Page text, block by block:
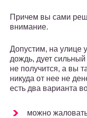
Причем вы сами
внимание.
Допустим, на улице
дождь, дует сильный
не получится, а вы
никуда от нее не
есть два варианта
можно